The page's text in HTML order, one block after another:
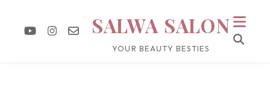
SALWA SALON
YOUR BEAUTY BESTIES